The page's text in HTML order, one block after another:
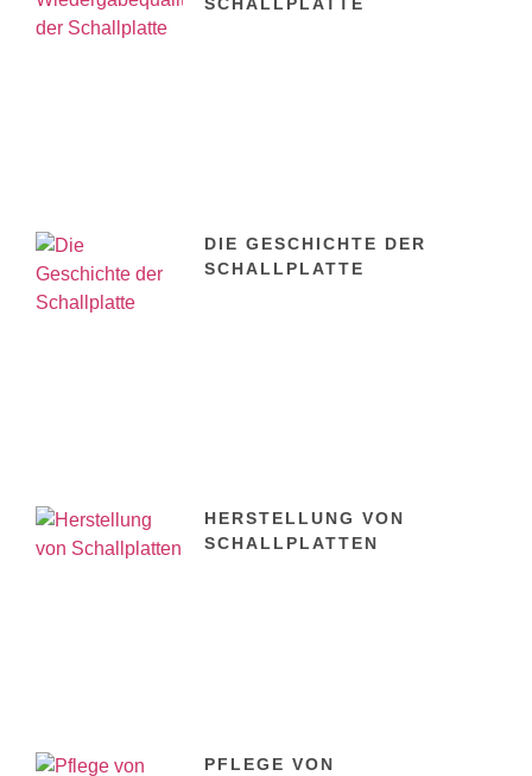
DIE GESCHICHTE DER
SCHALLPLATTE
HERSTELLUNG VON
SCHALLPLATTEN
PFLEGE VON